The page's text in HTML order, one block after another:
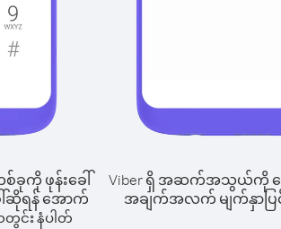
ခုကို ဖုန်းခေါ်
ါ်ဆိုရန် အောက်
င်း နံပါတ်
Viber ရှိ အဆက်အသွယ်ကို ရွေ
အချက်အလက် မျက်နှာပြင်